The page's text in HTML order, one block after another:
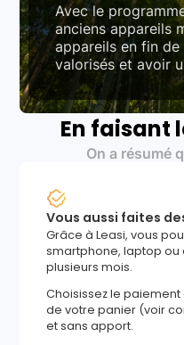
Avec le
anciens appareils
appareils en fin
valorisés et avoir
En faisant
On a résumé
Vous aussi faites
Grâce à Leasi, vous
smartphone, laptop
plusieurs mois.
Choisissez le
de votre panier (voir
et sans apport.